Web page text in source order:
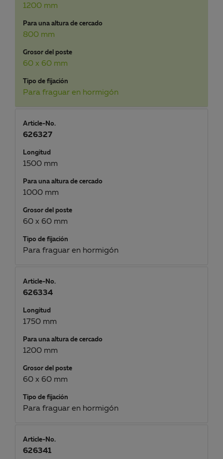
1200 mm
Para una altura de cercado
800 mm
Grosor del poste
60 x 60 mm
Tipo de fijación
Para fraguar en hormigón
Article-No.
626327
Longitud
1500 mm
Para una altura de cercado
1000 mm
Grosor del poste
60 x 60 mm
Tipo de fijación
Para fraguar en hormigón
Article-No.
626334
Longitud
1750 mm
Para una altura de cercado
1200 mm
Grosor del poste
60 x 60 mm
Tipo de fijación
Para fraguar en hormigón
Article-No.
626341